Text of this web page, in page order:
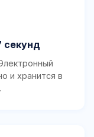
секунд
и хранится в